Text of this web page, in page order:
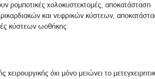
ρομποτικές χολοκυστεκτομές, αποκατάσταση
και νεφρικών κύστεων,
κύστεων ωοθήκης.
όχι μόνο μειώνει το